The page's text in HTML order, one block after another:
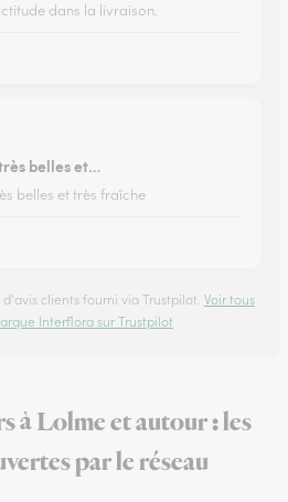
dans la livraison.
belles et…
belles et très fraîche
clients fourni via Trustpilot. Voir tous
Interflora sur Trustpilot
à Lolme et autour : les
par le réseau